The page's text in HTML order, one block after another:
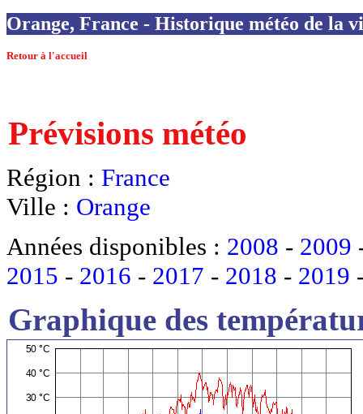
Orange, France - Historique météo de la
Retour à l'accueil
Prévisions météo
Région : France
Ville : Orange
Années disponibles : 2008 - 2009
2015 - 2016 - 2017 - 2018 - 2019
Graphique des